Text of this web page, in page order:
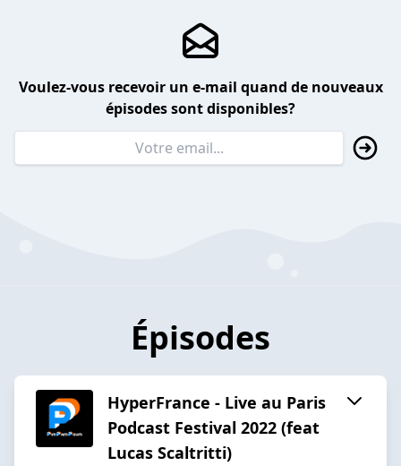
Voulez-vous recevoir un e-mail quand de nouveaux
épisodes sont disponibles?
Épisodes
HyperFrance - Live au Paris
Podcast Festival 2022 (feat
Lucas Scaltritti)